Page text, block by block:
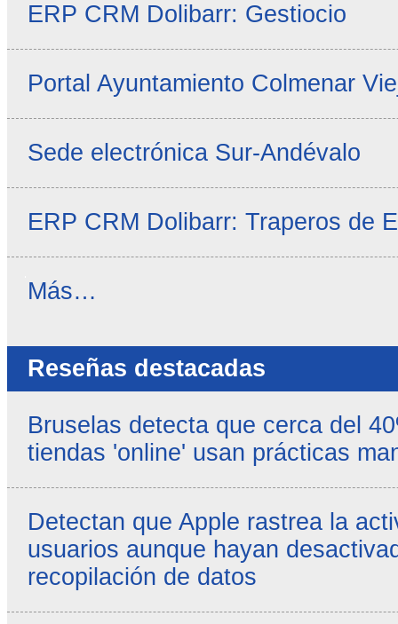
ERP CRM Dolibarr: Gestiocio
Portal Ayuntamiento Colmenar
Sede electrónica Sur-Andévalo
ERP CRM Dolibarr: Traperos de
Noticias
Más…
Reseñas destacadas
Bruselas detecta que cerca del
tiendas 'online' usan prácticas
Detectan que Apple rastrea la
usuarios aunque hayan
recopilación de datos